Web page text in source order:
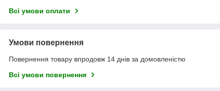
Всі умови оплати
Умови повернення
Повернення товару впродовж 14 днів за домовленістю
Всі умови повернення